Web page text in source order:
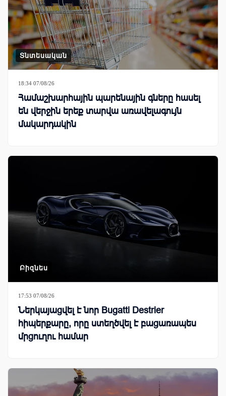
Տնտեսական
18:34 07/08/26
Համաշխարհային պարենային գները հասել
են վերջին երեք տարվա առավելագույն
մակարդակին
Բիզնես
17:53 07/08/26
Ներկայացվել է նոր Bugatti Destrier
հիպերքարը, որը ստեղծվել է բացառապես
մրցուղու համար